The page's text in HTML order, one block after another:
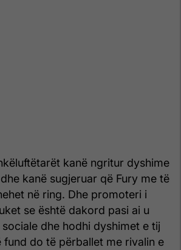
kanë ngritur dyshime
kanë sugjeruar që Fury me të
në ring. Dhe promoteri i
se është dakord pasi ai u
dhe hodhi dyshimet e tij
fund do të përballet me rivalin e